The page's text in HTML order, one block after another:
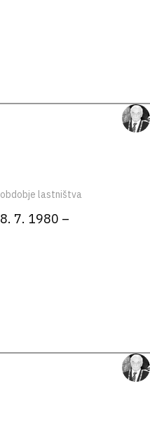
obdobje lastništva
8. 7. 1980 –